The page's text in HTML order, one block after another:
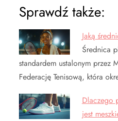
Sprawdź także:
Jaką
Średnica
standardem ustalonym przez
Federację Tenisową, która
Dlaczego
jest